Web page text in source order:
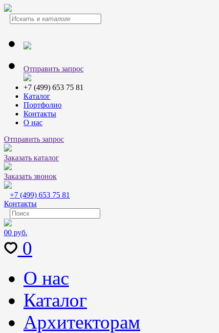
Отправить запрос
+7 (499) 653 75 81
Каталог
Портфолио
Контакты
О нас
Отправить запрос
Заказать каталог
Заказать звонок
+7 (499) 653 75 81
Контакты
00 руб.
0
О нас
Каталог
Архитекторам